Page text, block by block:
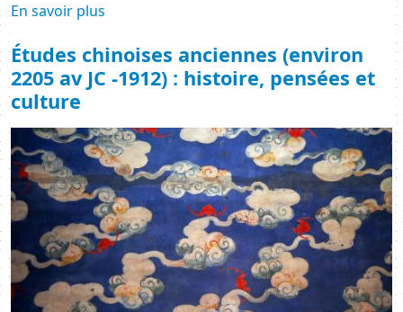
En savoir plus
Études chinoises anciennes (environ
2205 av JC -1912) : histoire, pensées et
culture
Image